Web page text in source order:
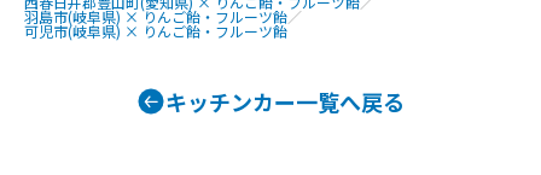
羽島市(岐阜県) × りんご飴・フルーツ飴／
可児市(岐阜県) × りんご飴・フルーツ飴
キッチンカー一覧へ戻る